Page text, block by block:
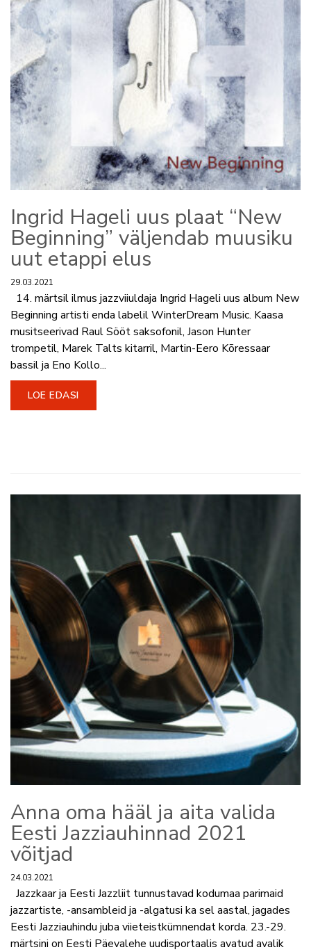
Ingrid Hageli uus plaat “New
Beginning” väljendab muusiku
uut etappi elus
29.03.2021
14. märtsil ilmus jazzviiuldaja Ingrid Hageli uus album New
Beginning artisti enda labelil WinterDream Music. Kaasa
musitseerivad Raul Sööt saksofonil, Jason Hunter
trompetil, Marek Talts kitarril, Martin-Eero Kõressaar
bassil ja Eno Kollo...
LOE EDASI
Anna oma hääl ja aita valida
Eesti Jazziauhinnad 2021
võitjad
24.03.2021
Jazzkaar ja Eesti Jazzliit tunnustavad kodumaa parimaid
jazzartiste, -ansambleid ja -algatusi ka sel aastal, jagades
Eesti Jazziauhindu juba viieteistkümnendat korda. 23.-29.
märtsini on Eesti Päevalehe uudisportaalis avatud avalik